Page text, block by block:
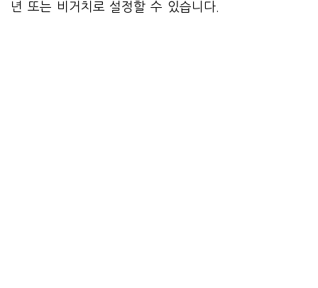
년 또는 비거치로 설정할 수 있습니다.